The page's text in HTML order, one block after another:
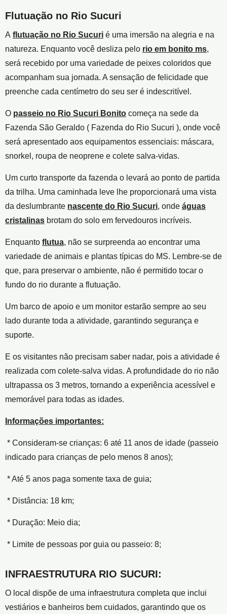
Flutuação no Rio Sucuri
A flutuação no Rio Sucuri é uma imersão na alegria e na
natureza. Enquanto você desliza pelo rio em bonito ms,
será recebido por uma variedade de peixes coloridos que
acompanham sua jornada. A sensação de felicidade que
preenche cada centímetro do seu ser é indescritível.
O passeio no Rio Sucuri Bonito começa na sede da
Fazenda São Geraldo ( Fazenda do Rio Sucuri ), onde você
será apresentado aos equipamentos essenciais: máscara,
snorkel, roupa de neoprene e colete salva-vidas.
Um curto transporte da fazenda o levará ao ponto de partida
da trilha. Uma caminhada leve lhe proporcionará uma vista
da deslumbrante nascente do Rio Sucuri, onde águas
cristalinas brotam do solo em fervedouros incríveis.
Enquanto flutua, não se surpreenda ao encontrar uma
variedade de animais e plantas típicas do MS. Lembre-se de
que, para preservar o ambiente, não é permitido tocar o
fundo do rio durante a flutuação.
Um barco de apoio e um monitor estarão sempre ao seu
lado durante toda a atividade, garantindo segurança e
suporte.
E os visitantes não precisam saber nadar, pois a atividade é
realizada com colete-salva vidas. A profundidade do rio não
ultrapassa os 3 metros, tornando a experiência acessível e
memorável para todas as idades.
Informações importantes:
* Consideram-se crianças: 6 até 11 anos de idade (passeio
indicado para crianças de pelo menos 8 anos);
* Até 5 anos paga somente taxa de guia;
* Distância: 18 km;
* Duração: Meio dia;
* Limite de pessoas por guia ou passeio: 8;
INFRAESTRUTURA RIO SUCURI:
O local dispõe de uma infraestrutura completa que inclui
vestiários e banheiros bem cuidados, garantindo que os